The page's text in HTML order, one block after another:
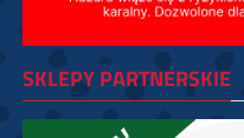
SKLEPY PARTNERSKIE